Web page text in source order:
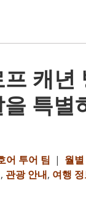
캐년
특별
어 투어 팀 | 월
, 관광 안내, 여행